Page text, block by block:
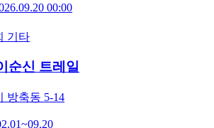
00:00
기타
순신 트레일
방축동 5-14